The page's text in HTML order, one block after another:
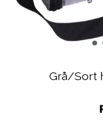
Grå/Sort